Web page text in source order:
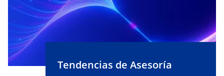
Tendencias de Asesoría